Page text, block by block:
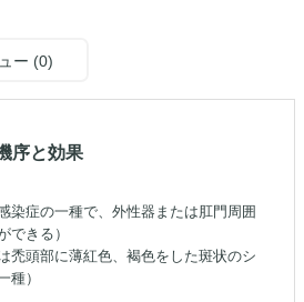
ー (0)
序と効果
染症の一種で、外性器または肛門周囲
できる）
禿頭部に薄紅色、褐色をした斑状のシ
種）